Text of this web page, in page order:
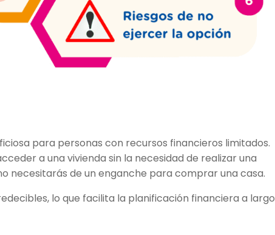
para personas con recursos financieros limitados.
a una vivienda sin la necesidad de realizar una
necesitarás de un enganche para comprar una casa.
lo que facilita la planificación financiera a largo